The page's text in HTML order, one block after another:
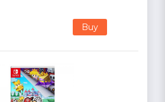
Buy